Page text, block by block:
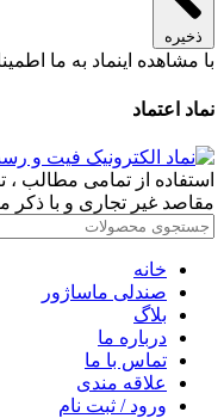
ذخیره
با مشاهده اینماد به ما
نماد اعتماد
استفاده از تمامی مطالب
مقاصد غیر تجاری و با ذکر
خانه
صندلی ماساژور
بلاگ
درباره ما
تماس با ما
علاقه مندی
ورود / ثبت نام